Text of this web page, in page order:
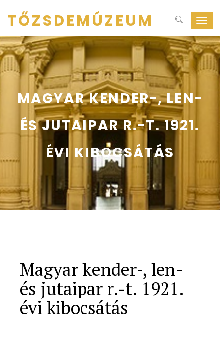
ki-
be
TŐZSDEMÚZEUM
MAGYAR KENDER-, LEN-
ÉS JUTAIPAR R.-T. 1921.
ÉVI KIBOCSÁTÁS
Magyar kender-, len-
és jutaipar r.-t. 1921.
évi kibocsátás